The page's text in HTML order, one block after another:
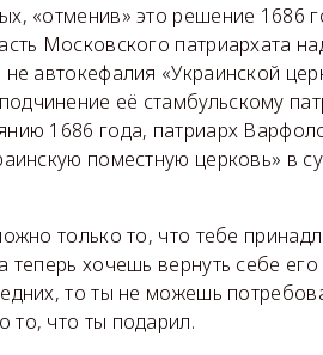
«отменив» это решение 1686
Московского патриархата
автокефалия «Украинской
её стамбульскому
1686 года, патриарх
поместную церковь» в
только то, что тебе
теперь хочешь вернуть себе
то ты не можешь
то, что ты подарил.